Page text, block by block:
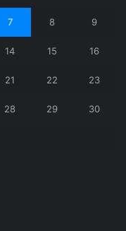
7 8 9
14 15 16
21 22 23
28 29 30